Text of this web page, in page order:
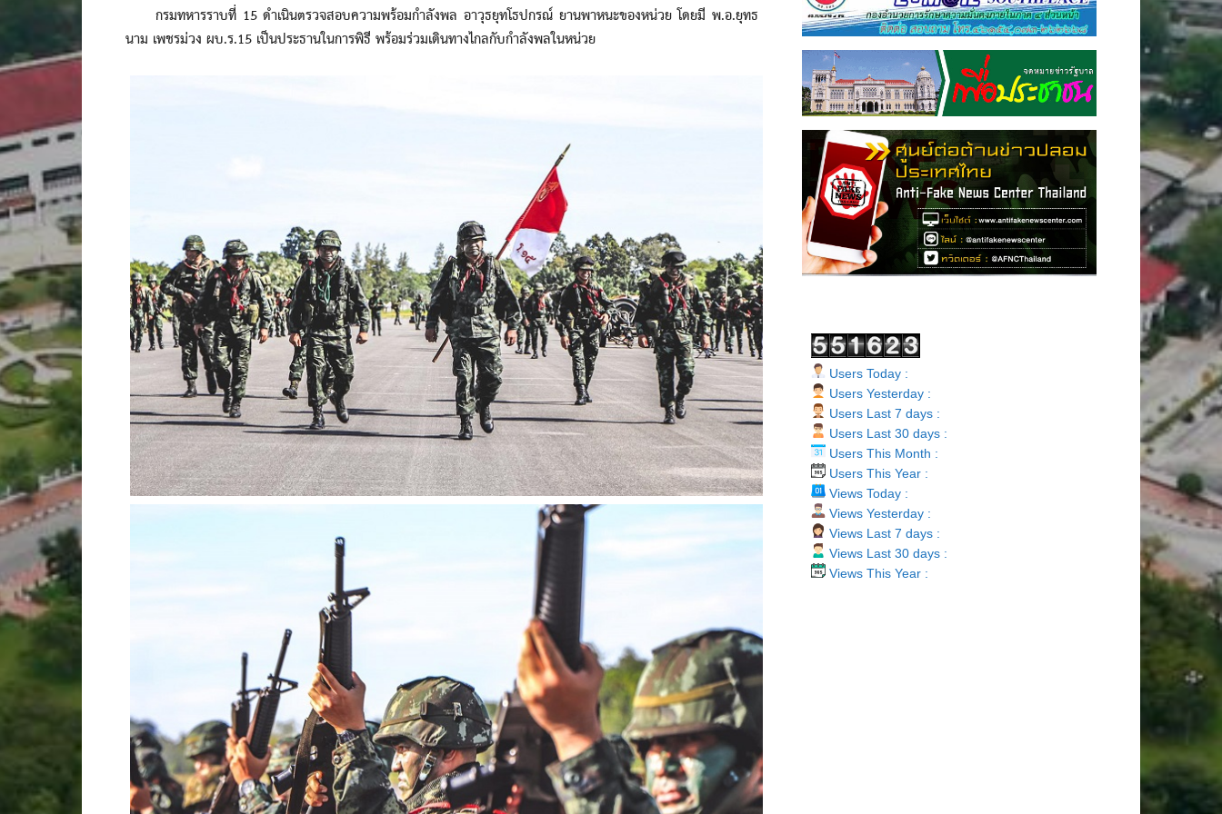
กรมทหารราบที่ 15 ดำเนินตรวจสอบความพร้อมกำลังพล อาวุธยุทโธปกรณ์ ยานพาหนะของหน่วย โดยมี พ.อ.ยุทธ
นาม เพชรม่วง ผบ.ร.15 เป็นประธานในการพิธี พร้อมร่วมเดินทางไกลกับกำลังพลในหน่วย
Users Today :
Users Yesterday :
Users Last 7 days :
Users Last 30 days :
Users This Month :
Users This Year :
Views Today :
Views Yesterday :
Views Last 7 days :
Views Last 30 days :
Views This Year :